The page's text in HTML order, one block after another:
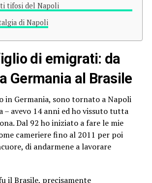
tifosi del Napoli
di Napoli
di emigrati: da
Germania al Brasile
in Germania, sono tornato a Napoli
– avevo 14 anni ed ho vissuto tutta
Dal 92 ho iniziato a fare le mie
cameriere fino al 2011 per poi
di andarmene a lavorare
il Brasile, precisamente